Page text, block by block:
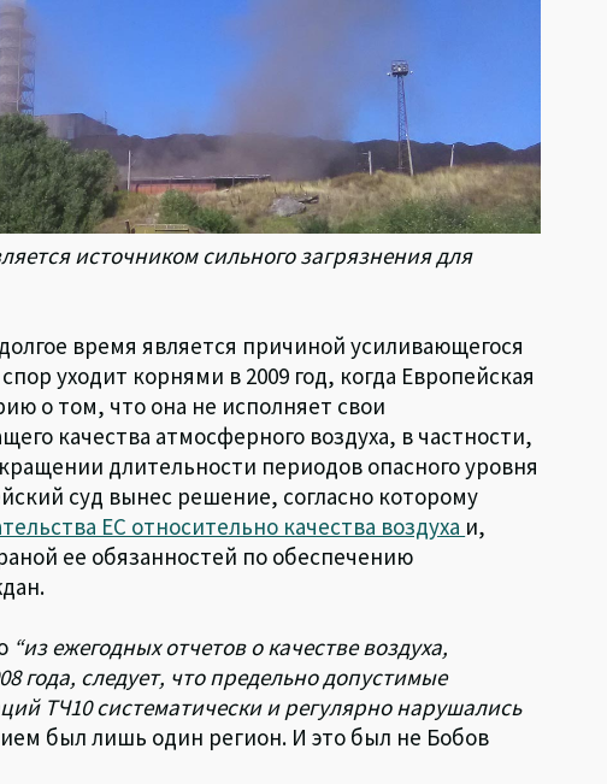
источником сильного загрязнения для
время является причиной усиливающегося
уходит корнями в 2009 год, когда Европейская
о том, что она не исполняет свои
качества атмосферного воздуха, в частности,
длительности периодов опасного уровня
суд вынес решение, согласно которому
ЕС относительно качества воздуха и,
ее обязанностей по обеспечению
“из ежегодных отчетов о качестве воздуха,
года, следует, что предельно допустимые
ТЧ10 систематически и регулярно нарушались
был лишь один регион. И это был не Бобов